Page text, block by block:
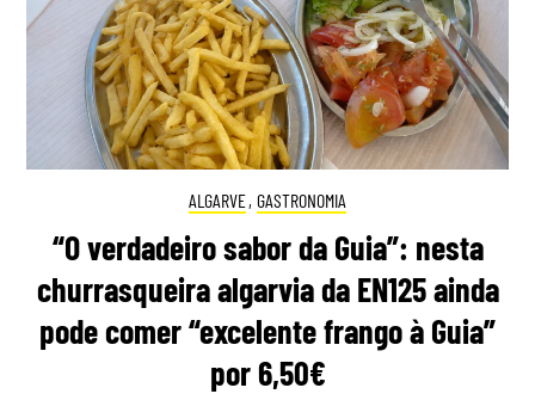
ALGARVE, GASTRONOMIA
“O verdadeiro sabor da Guia”: nesta
churrasqueira algarvia da EN125 ainda
pode comer “excelente frango à Guia”
por 6,50€